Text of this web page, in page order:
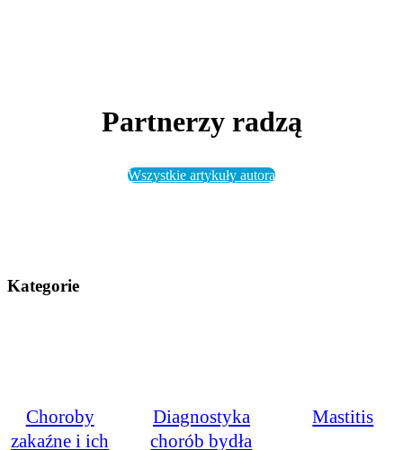
Partnerzy radzą
Wszystkie artykuły autora
Kategorie
Choroby
zakaźne i ich
Diagnostyka
chorób bydła
Mastitis